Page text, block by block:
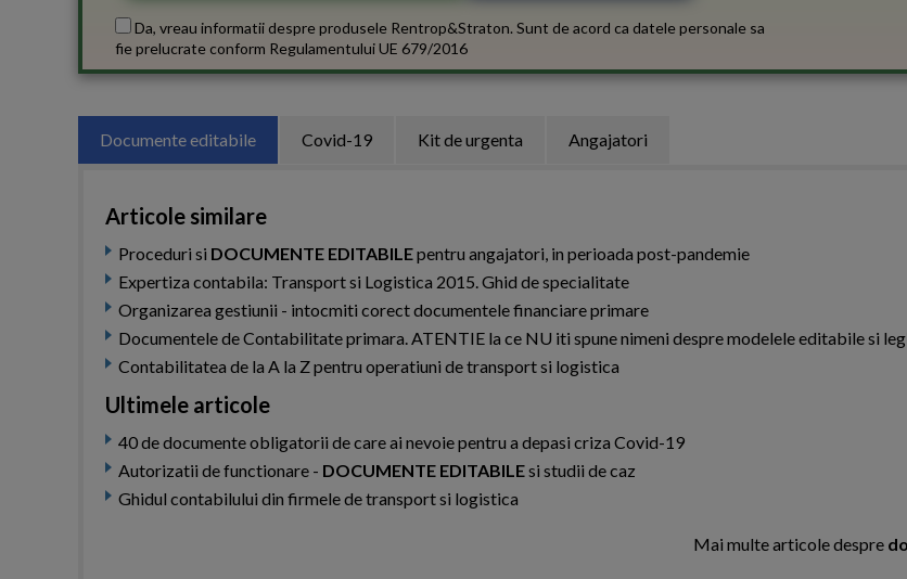
Da, vreau informatii despre produsele Rentrop&Straton. Sunt de acord ca datele personale sa
fie prelucrate conform Regulamentului UE 679/2016
Documente editabile Covid-19 Kit de urgenta Angajatori
Articole similare
Proceduri si DOCUMENTE EDITABILEpentru angajatori, in perioada post-pandemie
Expertiza contabila: Transport si Logistica 2015. Ghid de specialitate
Organizarea gestiunii - intocmiti corect documentele financiare primare
Documentele de Contabilitate primara. ATENTIE la ce NU iti spune nimeni despre modelele editabile si
Contabilitatea de la A la Z pentru operatiuni de transport si logistica
Ultimele articole
40 de documente obligatorii de care ai nevoie pentru a depasi criza Covid-19
Autorizatii de functionare - DOCUMENTE EDITABILEsi studii de caz
Ghidul contabilului din firmele de transport si logistica
Mai multe articole despre